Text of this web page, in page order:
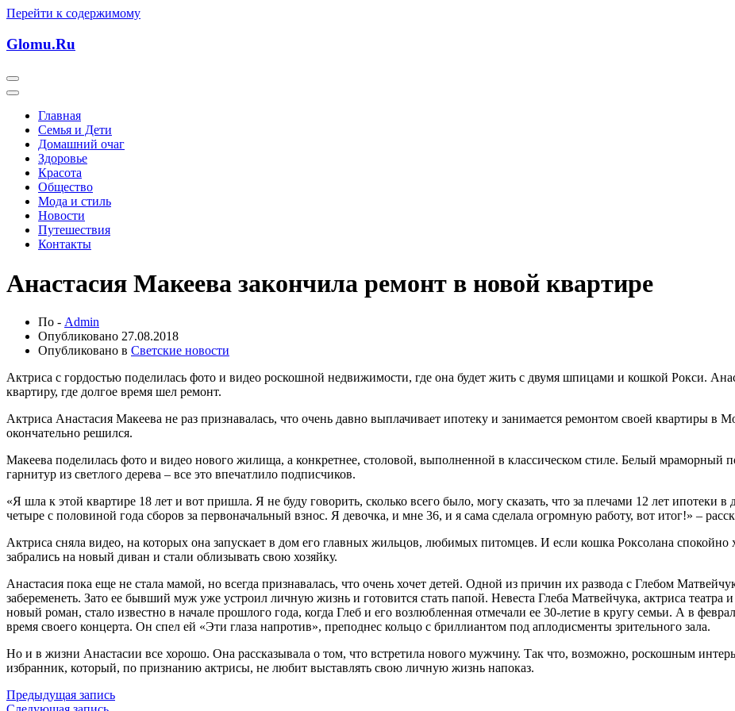
Перейти к содержимому
Glomu.Ru
Главная
Семья и Дети
Домашний очаг
Здоровье
Красота
Общество
Мода и стиль
Новости
Путешествия
Контакты
Анастасия Макеева закончила ремонт в новой квартире
По - Admin
Опубликовано 27.08.2018
Опубликовано в Светские новости
Актриса с гордостью поделилась фото и видео роскошной недвижимости, где она будет жить с двумя шпицами и кошкой Рокси.
квартиру, где долгое время шел ремонт.
Актриса Анастасия Макеева не раз признавалась, что очень давно выплачивает ипотеку и занимается ремонтом своей квартиры в
окончательно решился.
Макеева поделилась фото и видео нового жилища, а конкретнее, столовой, выполненной в классическом стиле. Белый мраморный
гарнитур из светлого дерева – все это впечатлило подписчиков.
«Я шла к этой квартире 18 лет и вот пришла. Я не буду говорить, сколько всего было, могу сказать, что за плечами 12 лет ипотеки
четыре с половиной года сборов за первоначальный взнос. Я девочка, и мне 36, и я сама сделала огромную работу, вот итог!» –
Актриса сняла видео, на которых она запускает в дом его главных жильцов, любимых питомцев. И если кошка Роксолана
забрались на новый диван и стали облизывать свою хозяйку.
Анастасия пока еще не стала мамой, но всегда признавалась, что очень хочет детей. Одной из причин их развода с Глебом
забеременеть. Зато ее бывший муж уже устроил личную жизнь и готовится стать папой. Невеста Глеба Матвейчука, актриса театра
новый роман, стало известно в начале прошлого года, когда Глеб и его возлюбленная отмечали ее 30-летие в кругу семьи. А в
время своего концерта. Он спел ей «Эти глаза напротив», преподнес кольцо с бриллиантом под аплодисменты зрительного зала.
Но и в жизни Анастасии все хорошо. Она рассказывала о том, что встретила нового мужчину. Так что, возможно, роскошным
избранник, который, по признанию актрисы, не любит выставлять свою личную жизнь напоказ.
Предыдущая запись